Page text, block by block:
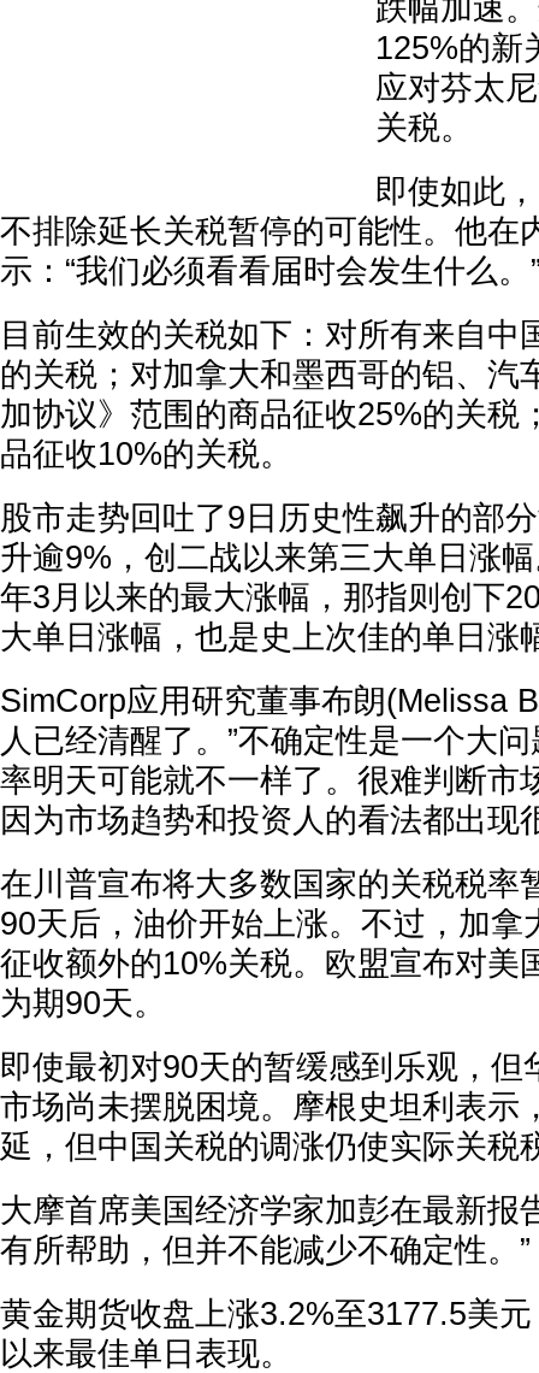
跌幅加速
125%的新
应对芬太
关税。
即使如此
不排除延长关税暂停的可能性。他在
示：“我们必须看看届时会发生什么。
目前生效的关税如下：对所有来自中
的关税；对加拿大和墨西哥的铝、汽
加协议》范围的商品征收25%的关税
品征收10%的关税。
股市走势回吐了9日历史性飙升的部
升逾9%，创二战以来第三大单日涨
年3月以来的最大涨幅，那指则创下
大单日涨幅，也是史上次佳的单日涨
SimCorp应用研究董事布朗(Melissa
人已经清醒了。”不确定性是一个大
率明天可能就不一样了。很难判断市
因为市场趋势和投资人的看法都出现
在川普宣布将大多数国家的关税税率
90天后，油价开始上涨。不过，加拿
征收额外的10%关税。欧盟宣布对美
为期90天。
即使最初对90天的暂缓感到乐观，但
市场尚未摆脱困境。摩根史坦利表示
延，但中国关税的调涨仍使实际关税
大摩首席美国经济学家加彭在最新报
有所帮助，但并不能减少不确定性。”
黄金期货收盘上涨3.2%至3177.5美
以来最佳单日表现。